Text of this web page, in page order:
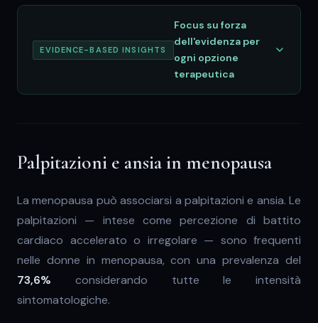
EVIDENCE-BASED INSIGHTS
Focus su forza
dell'evidenza per
ogni opzione
terapeutica
Palpitazioni e ansia in menopausa
La menopausa può associarsi a palpitazioni e ansia. Le
palpitazioni — intese come percezione di battito
cardiaco accelerato o irregolare — sono frequenti
nelle donne in menopausa, con una prevalenza del
73,6% considerando tutte le intensità
sintomatologiche.